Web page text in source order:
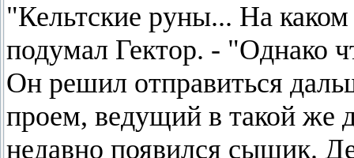
"Кельтские руны... На
подумал Гектор. - "Однако
Он решил отправиться
проем, ведущий в такой же
недавно появился сыщик.